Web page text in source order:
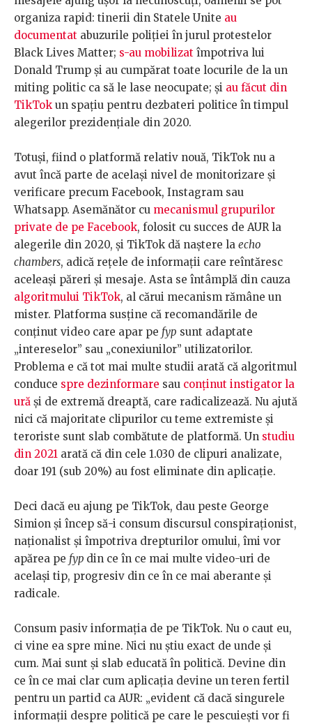
organiza rapid: tinerii din Statele Unite au
documentat abuzurile poliției în jurul protestelor
Black Lives Matter; s-au mobilizat împotriva lui
Donald Trump și au cumpărat toate locurile de la un
miting politic ca să le lase neocupate; și au făcut din
TikTok un spațiu pentru dezbateri politice în timpul
alegerilor prezidențiale din 2020.
Totuși, fiind o platformă relativ nouă, TikTok nu a
avut încă parte de același nivel de monitorizare și
verificare precum Facebook, Instagram sau
Whatsapp. Asemănător cu mecanismul grupurilor
private de pe Facebook, folosit cu succes de AUR la
alegerile din 2020, și TikTok dă naștere la echo
chambers, adică rețele de informații care reîntăresc
aceleași păreri și mesaje. Asta se întâmplă din cauza
algoritmului TikTok, al cărui mecanism rămâne un
mister. Platforma susține că recomandările de
conținut video care apar pe fyp sunt adaptate
„intereselor” sau „conexiunilor” utilizatorilor.
Problema e că tot mai multe studii arată că algoritmul
conduce spre dezinformare sau conținut instigator la
ură și de extremă dreaptă, care radicalizează. Nu ajută
nici că majoritate clipurilor cu teme extremiste și
teroriste sunt slab combătute de platformă. Un studiu
din 2021 arată că din cele 1.030 de clipuri analizate,
doar 191 (sub 20%) au fost eliminate din aplicație.
Deci dacă eu ajung pe TikTok, dau peste George
Simion și încep să-i consum discursul conspiraționist,
naționalist și împotriva drepturilor omului, îmi vor
apărea pe fyp din ce în ce mai multe video-uri de
același tip, progresiv din ce în ce mai aberante și
radicale.
Consum pasiv informația de pe TikTok. Nu o caut eu,
ci vine ea spre mine. Nici nu știu exact de unde și
cum. Mai sunt și slab educată în politică. Devine din
ce în ce mai clar cum aplicația devine un teren fertil
pentru un partid ca AUR: „evident că dacă singurele
informații despre politică pe care le pescuiești vor fi